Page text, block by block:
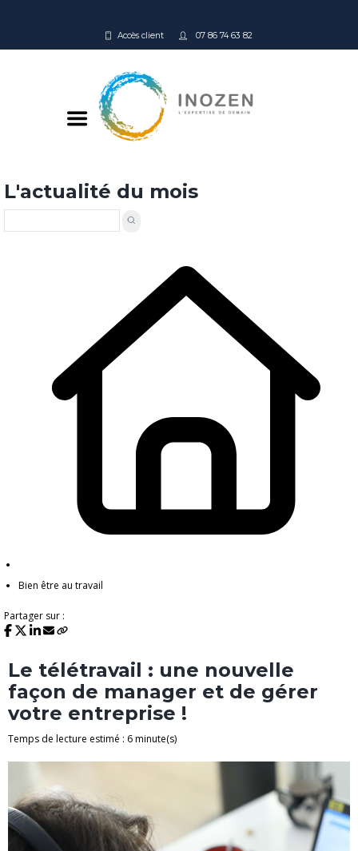
Accès client 07 86 74 63 82
L'actualité du mois
Bien être au travail
Partager sur :
Le télétravail : une nouvelle
façon de manager et de gérer
votre entreprise !
Temps de lecture estimé : 6 minute(s)